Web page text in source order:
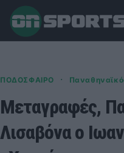
ΠΟΔΟΣΦΑΙΡΟ ·
Μεταγραφές,
Λισαβόνα ο